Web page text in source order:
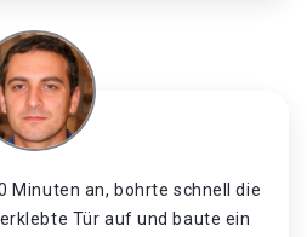
Minuten an, bohrte schnell die
Tür auf und baute ein